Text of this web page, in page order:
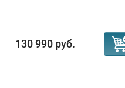
130 990 руб.